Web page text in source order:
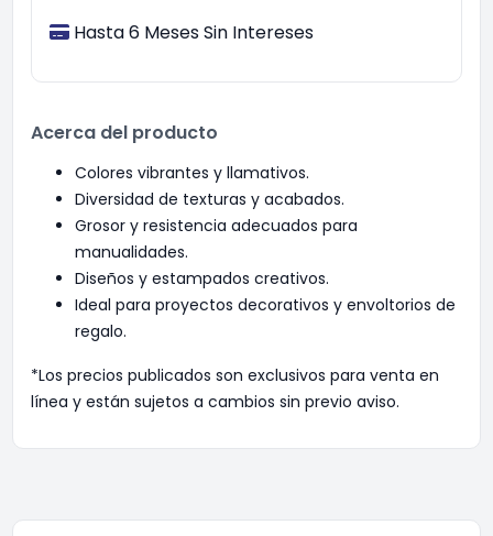
Hasta 6 Meses Sin Intereses
Acerca del producto
Colores vibrantes y llamativos.
Diversidad de texturas y acabados.
Grosor y resistencia adecuados para
manualidades.
Diseños y estampados creativos.
Ideal para proyectos decorativos y envoltorios de
regalo.
*Los precios publicados son exclusivos para venta en
línea y están sujetos a cambios sin previo aviso.